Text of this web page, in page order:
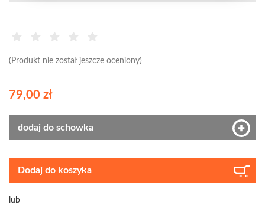
(Produkt nie został jeszcze oceniony)
79,00 zł
dodaj do schowka
Dodaj do koszyka
lub